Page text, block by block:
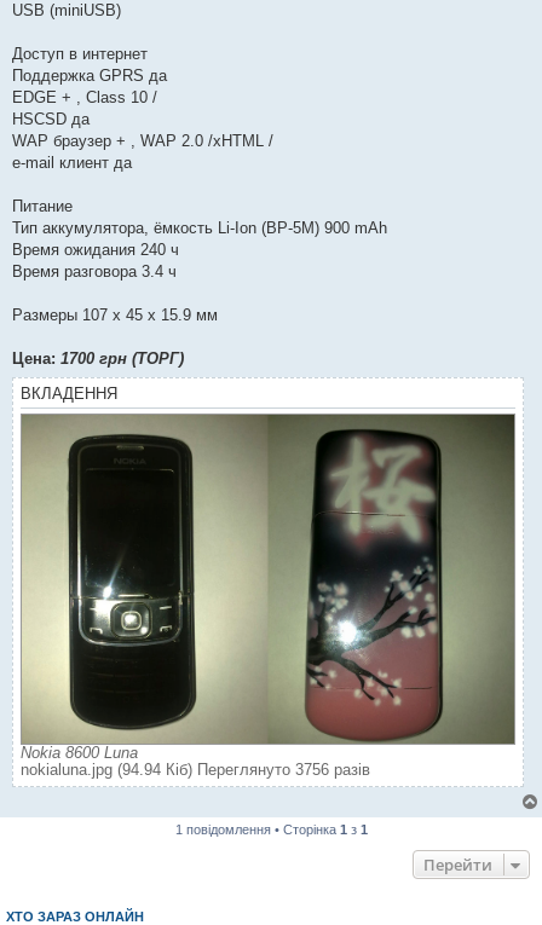
USB (miniUSB)
Доступ в интернет
Поддержка GPRS да
EDGE + , Class 10 /
HSCSD да
WAP браузер + , WAP 2.0 /xHTML /
e-mail клиент да
Питание
Тип аккумулятора, ёмкость Li-Ion (BP-5M) 900 mAh
Время ожидания 240 ч
Время разговора 3.4 ч
Размеры 107 x 45 x 15.9 мм
Цена: 1700 грн (ТОРГ)
ВКЛАДЕННЯ
Nokia 8600 Luna
nokialuna.jpg (94.94 Кіб) Переглянуто 3756 разів
1 повідомлення • Сторінка 1 з 1
Перейти
ХТО ЗАРАЗ ОНЛАЙН